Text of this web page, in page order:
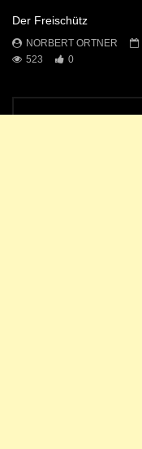
Der Freischütz
NORBERT ORTNER
523
0